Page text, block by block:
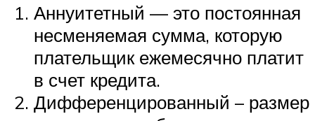
Аннуитетный — это постоянная
несменяемая сумма, которую
плательщик ежемесячно платит
в счет кредита.
Дифференцированный – размер